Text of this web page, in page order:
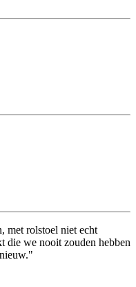
met rolstoel niet echt
die we nooit zouden hebben